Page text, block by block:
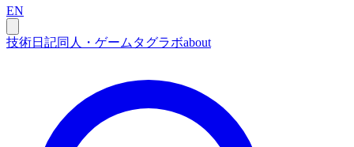
EN
技術日記同人・ゲーム タグラボabout